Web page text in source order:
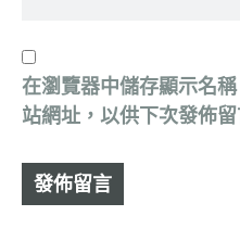
在瀏覽器中儲存顯示名
站網址，以供下次發佈留